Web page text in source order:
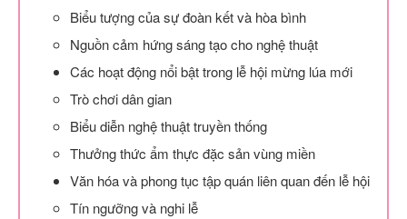
Biểu tượng của sự đoàn kết và hòa bình
Nguồn cảm hứng sáng tạo cho nghệ thuật
Các hoạt động nổi bật trong lễ hội mừng lúa mới
Trò chơi dân gian
Biểu diễn nghệ thuật truyền thống
Thưởng thức ẩm thực đặc sản vùng miền
Văn hóa và phong tục tập quán liên quan đến lễ hội
Tín ngưỡng và nghi lễ